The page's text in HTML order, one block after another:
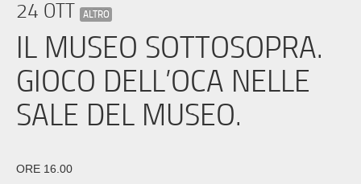
EVENTI
CONTATTI
PRESS
24 OTT ALTRO
IL MUSEO SOTTOSOPRA.
GIOCO DELL’OCA NELLE
SALE DEL MUSEO.
ORE 16.00
Informativa sulla raccolta